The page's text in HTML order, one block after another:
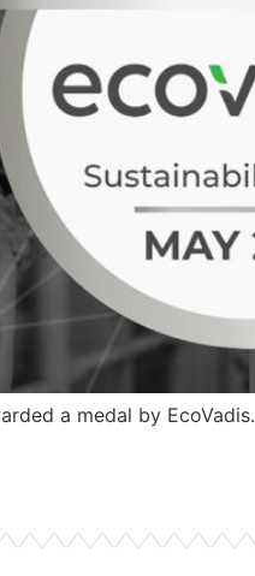
a medal by EcoVadis.